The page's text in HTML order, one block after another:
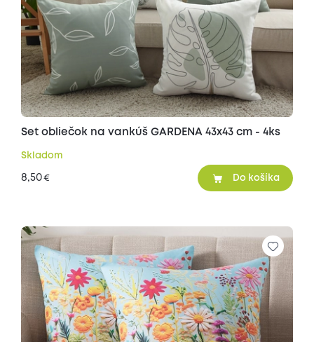
Set obliečok na vankúš GARDENA 43x43 cm - 4ks
Skladom
8,50€ Do košíka